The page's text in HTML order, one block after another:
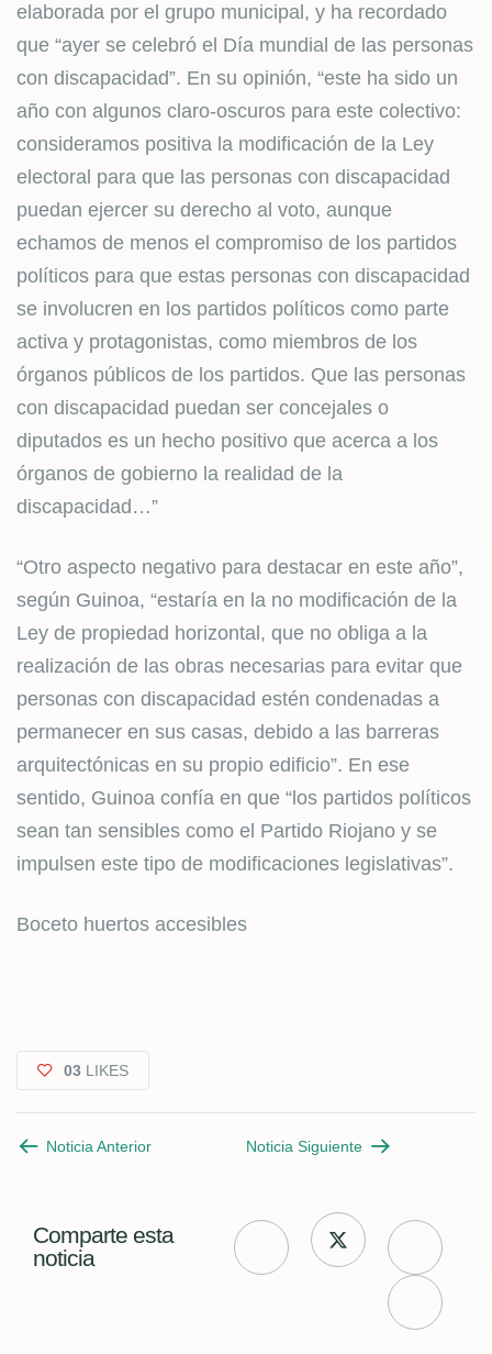
elaborada por el grupo municipal, y ha recordado
que “ayer se celebró el Día mundial de las personas
con discapacidad”. En su opinión, “este ha sido un
año con algunos claro-oscuros para este colectivo:
consideramos positiva la modificación de la Ley
electoral para que las personas con discapacidad
puedan ejercer su derecho al voto, aunque
echamos de menos el compromiso de los partidos
políticos para que estas personas con discapacidad
se involucren en los partidos políticos como parte
activa y protagonistas, como miembros de los
órganos públicos de los partidos. Que las personas
con discapacidad puedan ser concejales o
diputados es un hecho positivo que acerca a los
órganos de gobierno la realidad de la
discapacidad…”
“Otro aspecto negativo para destacar en este año”,
según Guinoa, “estaría en la no modificación de la
Ley de propiedad horizontal, que no obliga a la
realización de las obras necesarias para evitar que
personas con discapacidad estén condenadas a
permanecer en sus casas, debido a las barreras
arquitectónicas en su propio edificio”. En ese
sentido, Guinoa confía en que “los partidos políticos
sean tan sensibles como el Partido Riojano y se
impulsen este tipo de modificaciones legislativas”.
Boceto huertos accesibles
03 LIKES
Noticia Anterior Noticia Siguiente
Comparte esta
noticia